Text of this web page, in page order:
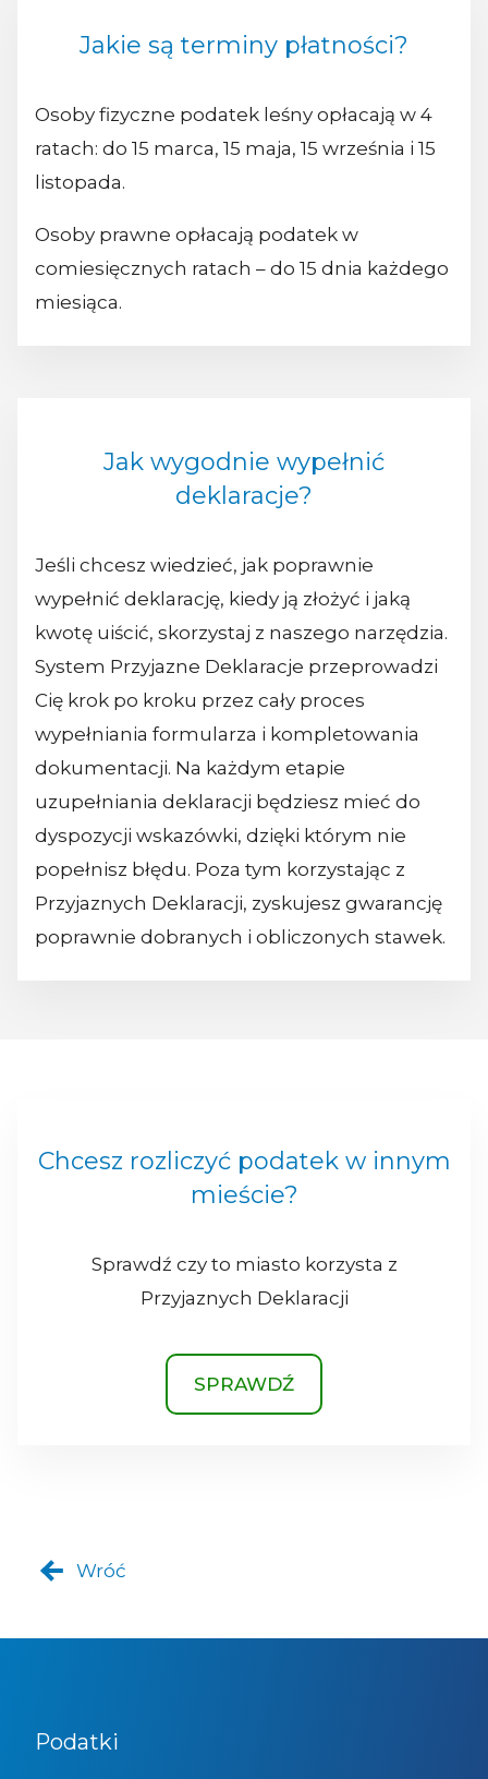
Jakie są terminy płatności?
Osoby fizyczne podatek leśny opłacają w 4
ratach: do 15 marca, 15 maja, 15 września i 15
listopada.
Osoby prawne opłacają podatek w
comiesięcznych ratach – do 15 dnia każdego
miesiąca.
Jak wygodnie wypełnić
deklaracje?
Jeśli chcesz wiedzieć, jak poprawnie
wypełnić deklarację, kiedy ją złożyć i jaką
kwotę uiścić, skorzystaj z naszego narzędzia.
System Przyjazne Deklaracje przeprowadzi
Cię krok po kroku przez cały proces
wypełniania formularza i kompletowania
dokumentacji. Na każdym etapie
uzupełniania deklaracji będziesz mieć do
dyspozycji wskazówki, dzięki którym nie
popełnisz błędu. Poza tym korzystając z
Przyjaznych Deklaracji, zyskujesz gwarancję
poprawnie dobranych i obliczonych stawek.
Chcesz rozliczyć podatek w innym
mieście?
Sprawdź czy to miasto korzysta z
Przyjaznych Deklaracji
SPRAWDŹ
Wróć
Podatki